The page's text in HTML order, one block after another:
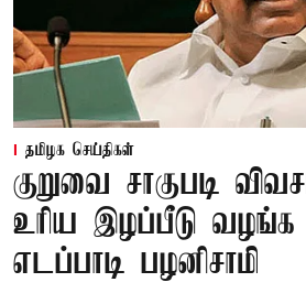
தமிழக செய்திகள்
குறுவை சாகுபடி
உரிய இழப்பீடு
எடப்பாடி பழனிசாமி